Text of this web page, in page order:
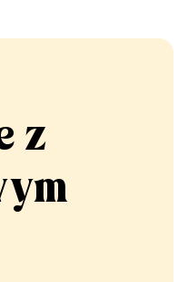
z